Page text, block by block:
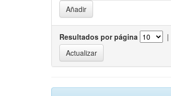
Resultados por página |